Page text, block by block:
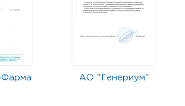
АО "Генериум"